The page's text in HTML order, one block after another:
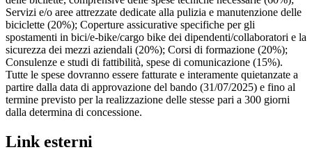
Servizi e/o aree attrezzate dedicate alla pulizia e manutenzione delle
biciclette (20%); Coperture assicurative specifiche per gli
spostamenti in bici/e-bike/cargo bike dei dipendenti/collaboratori e la
sicurezza dei mezzi aziendali (20%); Corsi di formazione (20%);
Consulenze e studi di fattibilità, spese di comunicazione (15%).
Tutte le spese dovranno essere fatturate e interamente quietanzate a
partire dalla data di approvazione del bando (31/07/2025) e fino al
termine previsto per la realizzazione delle stesse pari a 300 giorni
dalla determina di concessione.
Link esterni